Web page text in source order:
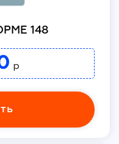
148
р